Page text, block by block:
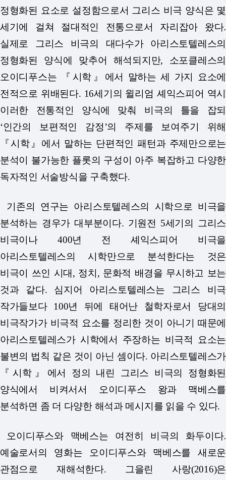
정형화된 요소로 설정함으로서 그리스 비극 양식은 몇
세기에 걸쳐 절대적인 전통으로서 자리잡아 왔다.
실제로 그리스 비극의 대다수가 아리스토텔레스의
정형화된 양식에 맞추어 해석되지만, 소포클레스의
오이디푸스는 『시학』에서 말하는 세 가지 요소에
전적으로 위배된다. 16세기의 윌리엄 셰익스피어 역시
이러한 전통적인 양식에 맞춰 비극의 틀을 잡되
‘인간의 보편적인 감정’의 주제를 보여주기 위해
『시학』에서 말하는 단편적인 패턴과 주제만으로는
분석이 불가능한 플롯의 구성이 아주 복잡하고 다양한
독자적인 서술방식을 구축했다.
기존의 연구는 아리스토텔레스의 시학으로 비극을
분석하는 경우가 대부분이다. 기원전 5세기의 그리스
비극이나 400년 전 셰익스피어 비극을
아리스토텔레스의 시학만으로 분석한다는 것은
비극이 쓰인 시대, 정치, 문화적 배경을 무시하고 보는
것과 같다. 심지어 아리스토텔레스는 그리스 비극
작가들보다 100년 뒤에 태어난 철학자로서 당대의
비극작가가 비극적 요소를 정리한 것이 아니기 때문에
아리스토텔레스가 시학에서 주장하는 비극적 요소는
불변의 법칙 같은 것이 아닌 셈이다. 아리스토텔레스가
『시학』에서 정의 내린 그리스 비극의 정형화된
양식에서 비켜서서 오이디푸스 왕과 맥베스를
분석하면 좀 더 다양한 해석과 메시지를 읽을 수 있다.
오이디푸스와 맥베스는 여전히 비극의 화두이다.
예술로서의 영화는 오이디푸스와 맥베스를 새로운
관점으로 재해석한다. 그을린 사랑(2016)은